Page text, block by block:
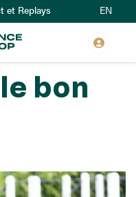
et Replays EN
bon